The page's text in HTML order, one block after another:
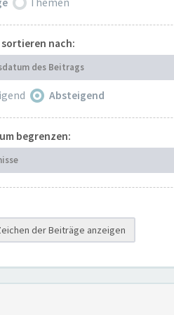
sortieren nach:
des Beitrags
Absteigend
begrenzen:
der Beiträge anzeigen